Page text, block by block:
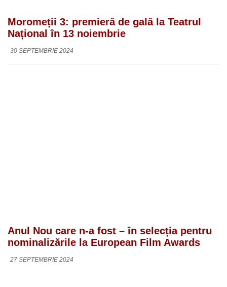
Moromeții 3: premieră de gală la Teatrul
Național în 13 noiembrie
30 SEPTEMBRIE 2024
Anul Nou care n-a fost – în selecția pentru
nominalizările la European Film Awards
27 SEPTEMBRIE 2024